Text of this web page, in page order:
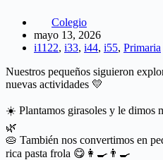
Colegio
mayo 13, 2026
i1122, i33, i44, i55, Primaria
Nuestros pequeños siguieron
nuevas actividades 💛
☀️ Plantamos girasoles y le dimos
🌿
🥧 También nos convertimos en
rica pasta frola 😋👩‍🍳👨‍🍳